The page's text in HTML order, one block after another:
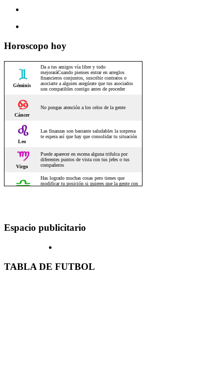
Horoscopo hoy
Espacio publicitario
TABLA DE FUTBOL